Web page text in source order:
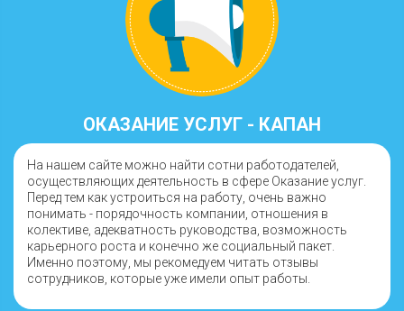
ОКАЗАНИЕ УСЛУГ - КАПАН
На нашем сайте можно найти сотни работодателей,
осуществляющих деятельность в сфере Оказание услуг.
Перед тем как устроиться на работу, очень важно
понимать - порядочность компании, отношения в
колективе, адекватность руководства, возможность
карьерного роста и конечно же социальный пакет.
Именно поэтому, мы рекомедуем читать отзывы
сотрудников, которые уже имели опыт работы.